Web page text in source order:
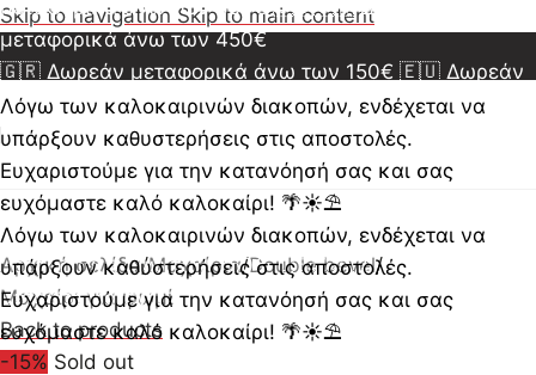
Skip to navigation Skip to main content
μεταφορικά άνω των 350€🇺🇸🇨🇦 Δωρεάν
μεταφορικά άνω των 450€
🇬🇷 Δωρεάν μεταφορικά άνω των 150€ 🇪🇺 Δωρεάν
μεταφορικά άνω των 350€🇺🇸🇨🇦 Δωρεάν
μεταφορικά άνω των 450€🇬🇷 Δωρεάν μεταφορικά
άνω των 150€🇪🇺 Δωρεάν μεταφορικά άνω των
350€🇺🇸🇨🇦 Δωρεάν μεταφορικά άνω των 450€
🇬🇷 Δωρεάν μεταφορικά άνω των 150€🇪🇺 Δωρεάν
μεταφορικά άνω των 350€🇺🇸🇨🇦 Δωρεάν
μεταφορικά άνω των 450€
Λόγω των καλοκαιρινών διακοπών, ενδέχεται να
υπάρξουν καθυστερήσεις στις αποστολές.
Ευχαριστούμε για την κατανόησή σας και σας
ευχόμαστε καλό καλοκαίρι! 🌴☀️⛱️
Λόγω των καλοκαιρινών διακοπών, ενδέχεται να
υπάρξουν καθυστερήσεις στις αποστολές.
Ευχαριστούμε για την κατανόησή σας και σας
ευχόμαστε καλό καλοκαίρι! 🌴☀️⛱️
Αρχική σελίδα/Μαχαίρια/Double bevel/
Μαχαίρι για ψωμί
Back to products
-15% Sold out